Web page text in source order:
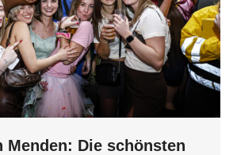
Menden: Die schönsten